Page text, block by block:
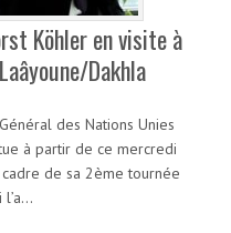
Köhler en visite à
Dakhla
des Nations Unies
à partir de ce mercredi
de sa 2ème tournée
l’a…